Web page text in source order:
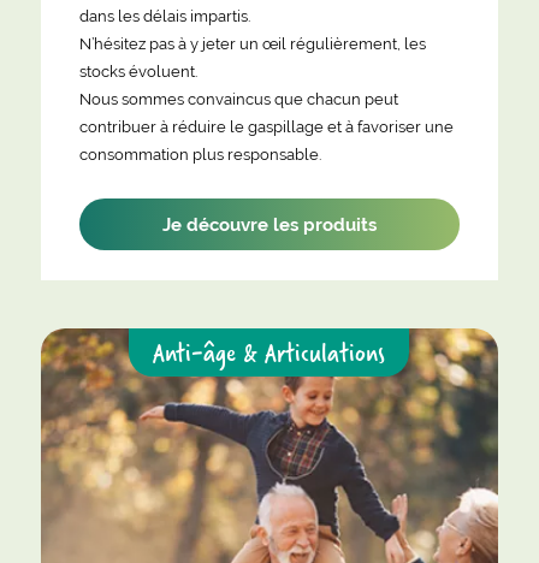
dans les délais impartis.
N’hésitez pas à y jeter un œil régulièrement, les
stocks évoluent.
Nous sommes convaincus que chacun peut
contribuer à réduire le gaspillage et à favoriser une
consommation plus responsable.
Je découvre les produits
Anti-âge & Articulations